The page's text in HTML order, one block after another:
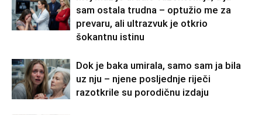
sam ostala trudna – optužio me za
prevaru, ali ultrazvuk je otkrio
šokantnu istinu
Dok je baka umirala, samo sam ja bila
uz nju – njene posljednje riječi
razotkrile su porodičnu izdaju